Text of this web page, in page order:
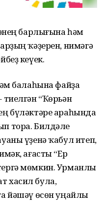
барлығына һәм
ҡәҙерен, нимәгә
кеүек.
балаһына файҙа
“Ҡөрьән
бүләктәре араһында
тора. Билдәле
үҙенә ҡабул итеп,
ағасты “Ер
мөмкин. Урманлы
хасил була,
йәшәү өсөн уңайлы